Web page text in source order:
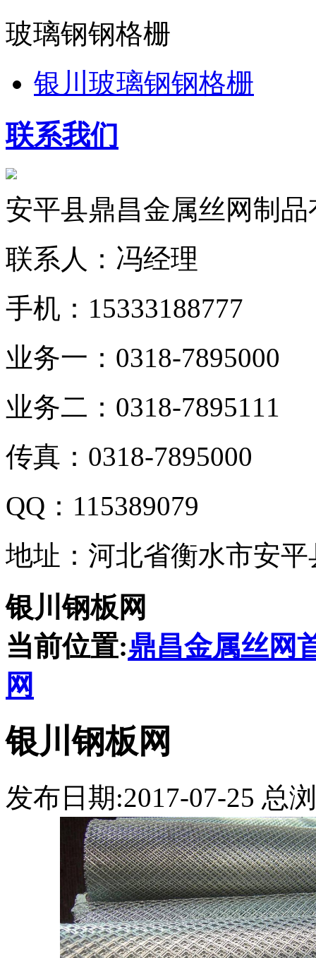
玻璃钢钢格栅
银川玻璃钢钢格栅
联系我们
安平县鼎昌金属丝网制
联系人：冯经理
手机：15333188777
业务一：0318-7895000
业务二：0318-7895111
传真：0318-7895000
QQ：115389079
地址：河北省衡水市安
银川钢板网
当前位置:鼎昌金属丝网
网
银川钢板网
发布日期:2017-07-25 总